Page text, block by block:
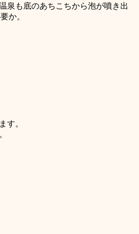
泉も底のあちこちから泡が噴き出
か。
す。